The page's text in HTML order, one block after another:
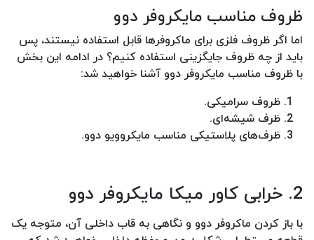
ظروف مناسب مایکروفر دوو
اما اگر ظروف فلزی برای ماکروفرها قابل استفاده نیستند، پس
باید از چه ظروف جایگزینی استفاده کنیم؟ در ادامه این بخش
با ظروف مناسب مایکروفر دوو آشنا خواهید شد:
ظروف سرامیکی.
ظرف شیشه‌ای.
ظرف‌های پلاستیکی مناسب مایکروویو دوو.
2. خرابی کاور میکا مایکروفر دوو
با باز کردن ماکروفر دوو و نگاهی به قاب داخلی آن، متوجه یک